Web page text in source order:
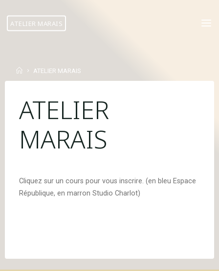
content
ATELIER MARAIS
HomeATELIER MARAIS
ATELIER
MARAIS
Cliquez sur un cours pour vous inscrire. (en bleu Espace
République, en marron Studio Charlot)